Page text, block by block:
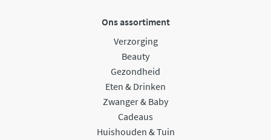
Ons assortiment
Verzorging
Beauty
Gezondheid
Eten & Drinken
Zwanger & Baby
Cadeaus
Huishouden & Tuin